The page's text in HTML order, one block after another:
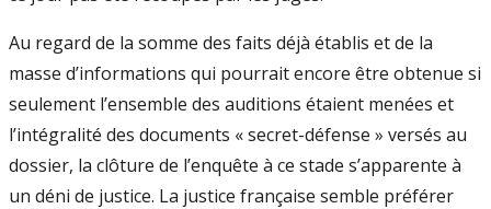
Au regard de la somme des faits déjà établis et de la
masse d’informations qui pourrait encore être obtenue si
seulement l’ensemble des auditions étaient menées et
l’intégralité des documents « secret-défense » versés au
dossier, la clôture de l’enquête à ce stade s’apparente à
un déni de justice. La justice française semble préférer